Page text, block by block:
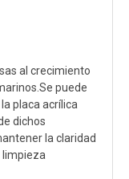
al crecimiento
puede
placa acrílica
dichos
la claridad
limpieza